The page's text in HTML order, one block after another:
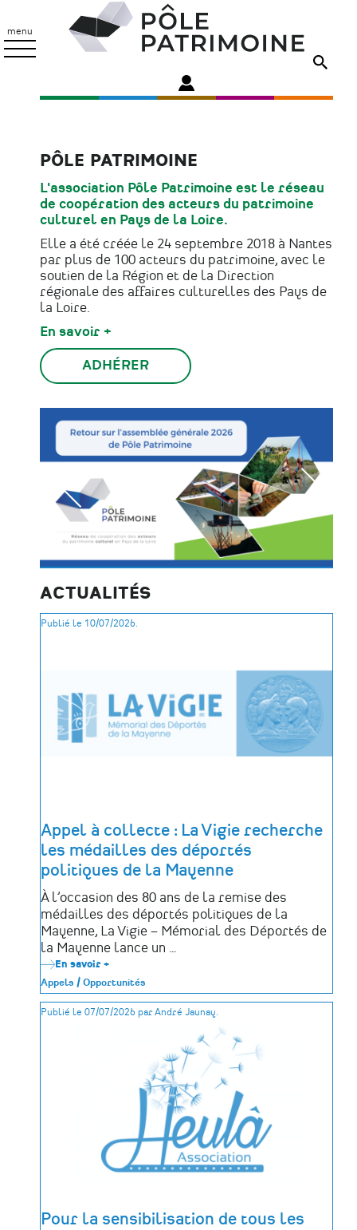
contenu
principal
menu
Patrimoine
ACTUALITÉS
Publié le 10/07/2026.
Appel à collecte : La Vigie recherche
les médailles des déportés
politiques de la Mayenne
À l’occasion des 80 ans de la remise des
médailles des déportés politiques de la
Mayenne, La Vigie – Mémorial des Déportés de
la Mayenne lance un …
En savoir +
Appel
à
collecte
:
médailles
déportés
politiques
Mayenne
Appels / Opportunités
Publié le 07/07/2026 par André Jaunay.
Pour la sensibilisation de tous les
PÔLE PATRIMOINE
L'association Pôle Patrimoine est le réseau
de coopération des acteurs du patrimoine
culturel en Pays de la Loire.
Elle a été créée le 24 septembre 2018 à Nantes
par plus de 100 acteurs du patrimoine, avec le
soutien de la Région et de la Direction
régionale des affaires culturelles des Pays de
la Loire.
En savoir +
ADHÉRER